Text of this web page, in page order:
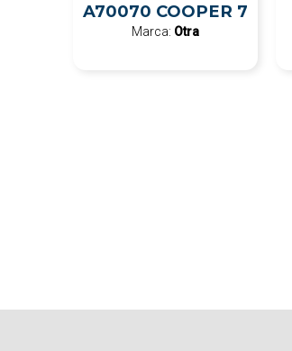
A70070 COOPER 7
Marca: Otra